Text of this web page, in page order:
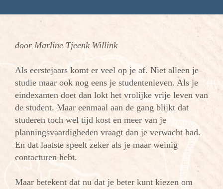
door Marline Tjeenk Willink
Als eerstejaars komt er veel op je af. Niet alleen je
studie maar ook nog eens je studentenleven. Als je
eindexamen doet dan lokt het vrolijke vrije leven van
de student. Maar eenmaal aan de gang blijkt dat
studeren toch wel tijd kost en meer van je
planningsvaardigheden vraagt dan je verwacht had.
En dat laatste speelt zeker als je maar weinig
contacturen hebt.
Maar betekent dat nu dat je beter kunt kiezen om